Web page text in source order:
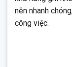
nên nhanh
công việc.